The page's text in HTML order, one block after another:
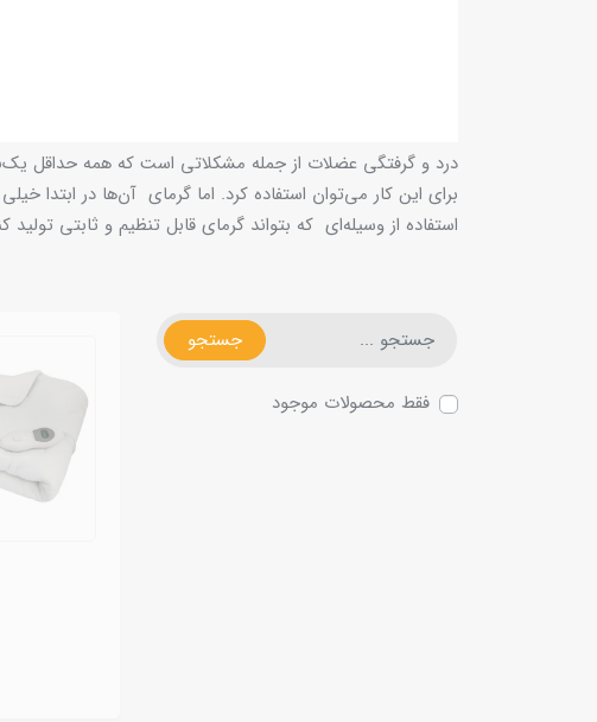
درد و گرفتگی عضلات از جمله مشکلاتی است که همه حداقل
برای این کار می‌توان استفاده کرد. اما گرمای آن‌ها در
استفاده از وسیله‌ای که بتواند گرمای قابل تنظیم و ثابتی تولید
جستجو
فقط محصولات موجود